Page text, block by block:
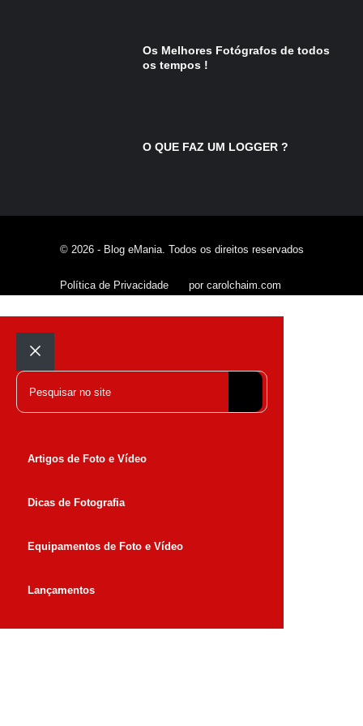
Os Melhores Fotógrafos de todos
os tempos !
O QUE FAZ UM LOGGER ?
© 2026 - Blog eMania. Todos os direitos reservados
Política de Privacidade por carolchaim.com
Fechar
Pesquisar
Artigos de Foto e Vídeo
Dicas de Fotografia
Equipamentos de Foto e Vídeo
Lançamentos